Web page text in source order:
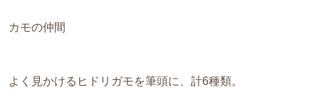
カモの仲間
よく見かけるヒドリガモを筆頭に、計6種類。